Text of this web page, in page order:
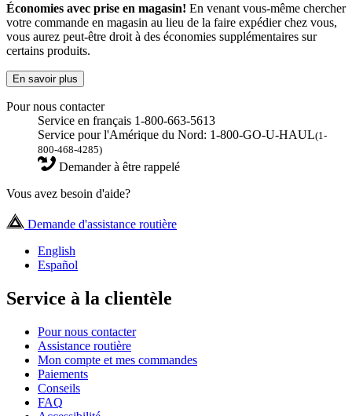
Économies avec prise en magasin! En venant vous-même chercher
votre commande en magasin au lieu de la faire expédier chez vous,
vous aurez peut-être droit à des économies supplémentaires sur
certains produits.
En savoir plus
Pour nous contacter
Service en français 1-800-663-5613
Service pour l'Amérique du Nord: 1-800-GO-U-HAUL(1-
800-468-4285)
Demander à être rappelé
Vous avez besoin d'aide?
Demande d'assistance routière
English
Español
Service à la clientèle
Pour nous contacter
Assistance routière
Mon compte et mes commandes
Paiements
Conseils
FAQ